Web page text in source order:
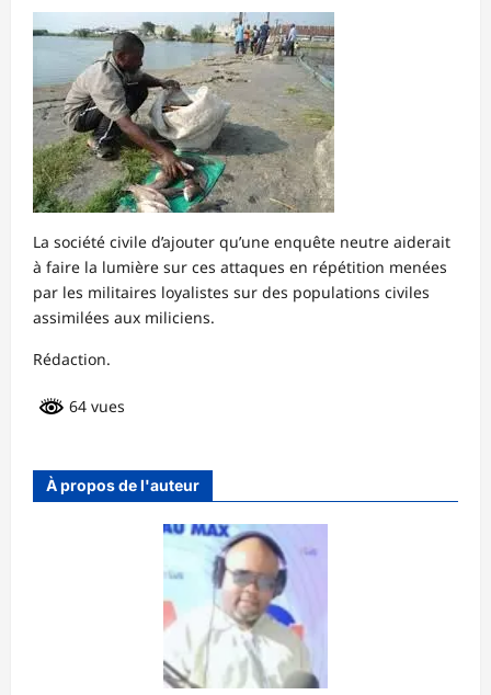
La société civile d’ajouter qu’une enquête neutre aiderait
à faire la lumière sur ces attaques en répétition menées
par les militaires loyalistes sur des populations civiles
assimilées aux miliciens.
Rédaction.
64 vues
À propos de l'auteur